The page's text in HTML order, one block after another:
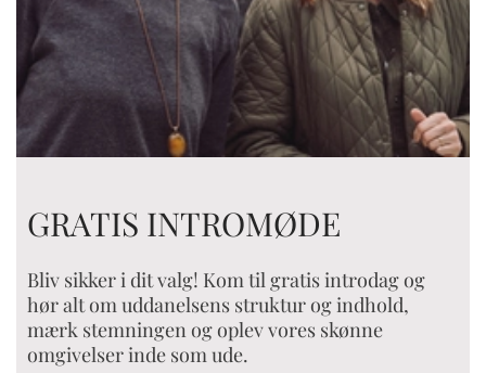
GRATIS INTROMØDE
Bliv sikker i dit valg! Kom til gratis introdag og
hør alt om uddanelsens struktur og indhold,
mærk stemningen og oplev vores skønne
omgivelser inde som ude.